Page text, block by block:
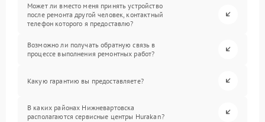
Может ли вместо меня принять устройство
после ремонта другой человек, контактный
телефон которого я предоставлю?
Возможно ли получать обратную связь в
процессе выполнения ремонтных работ?
Какую гарантию вы предоставляете?
В каких районах Нижневартовска
располагаются сервисные центры Hurakan?